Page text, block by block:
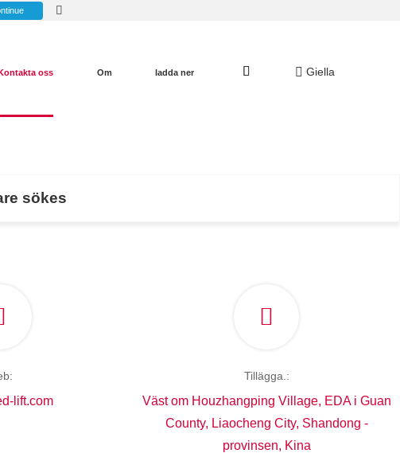
oss Om ladda ner Giella
sökes
lift.com
Tillägga.:
Väst om Houzhangping Village, EDA i Guan
County, Liaocheng City, Shandong -
provinsen, Kina